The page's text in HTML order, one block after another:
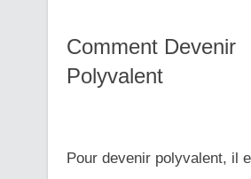
Comment Devenir
Polyvalent
Pour devenir polyvalent, il